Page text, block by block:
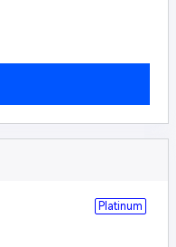
Platinum